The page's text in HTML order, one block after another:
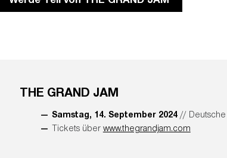
THE GRAND JAM
Samstag, 14. September 2024// Deutsche
Tickets über www.thegrandjam.com